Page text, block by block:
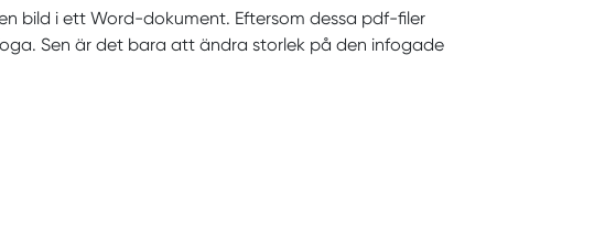
bild i ett Word-dokument. Eftersom dessa pdf-filer
Sen är det bara att ändra storlek på den infogade